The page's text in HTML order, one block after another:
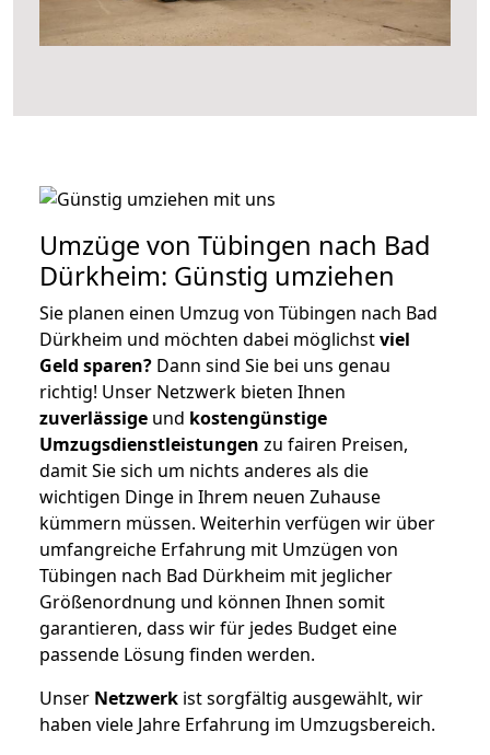
Umzüge von Tübingen nach Bad
Dürkheim: Günstig umziehen
Sie planen einen Umzug von Tübingen nach Bad
Dürkheim und möchten dabei möglichstviel
Geld sparen? Dann sind Sie bei uns genau
richtig! Unser Netzwerk bieten Ihnen
zuverlässige und kostengünstige
Umzugsdienstleistungen zu fairen Preisen,
damit Sie sich um nichts anderes als die
wichtigen Dinge in Ihrem neuen Zuhause
kümmern müssen. Weiterhin verfügen wir über
umfangreiche Erfahrung mit Umzügen von
Tübingen nach Bad Dürkheim mit jeglicher
Größenordnung und können Ihnen somit
garantieren, dass wir für jedes Budget eine
passende Lösung finden werden.
Unser Netzwerk ist sorgfältig ausgewählt, wir
haben viele Jahre Erfahrung im Umzugsbereich.